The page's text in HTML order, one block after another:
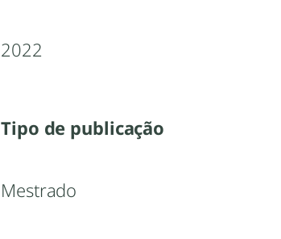
2022
Tipo de publicação
Mestrado